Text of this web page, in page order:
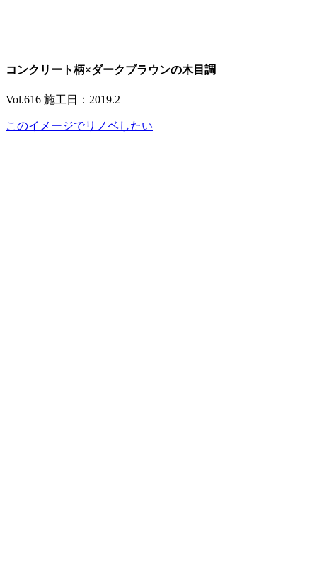
コンクリート柄×ダークブラウンの木目調
Vol.616 施工日：2019.2
このイメージでリノベしたい